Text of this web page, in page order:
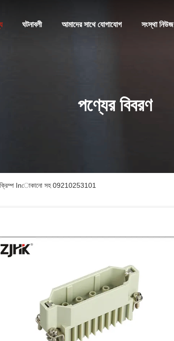
ঘটনাবলী আমাদের সাথে যোগাযোগ সংস্থা নিউজ
পণ্যের বিবরণ
ক্রিম্প Inোকানো সহ 09210253101